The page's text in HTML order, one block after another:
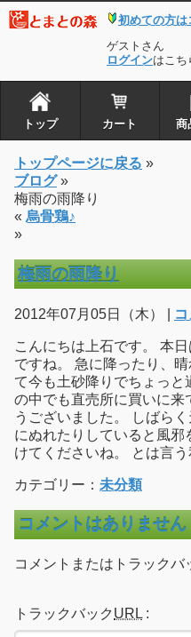
初めての方は
ゲストさん
ログインはこち
トップ カート 商
トップページに戻る »
ブログ»
梅雨の雨降り
« 烏骨鶏♪
»
梅雨の雨降り
2012年07月05日（木） |
こんにちは上石です。 本
ですね。 急に降ったり、
て今も土砂降りでちょっ
の中でも直売所に買いに
うございました。 しばら
にぬれたりしていると風
けてくださいね。 とは言
カテゴリー： 未分類
コメントはありません
コメントまたはトラックバ
トラックバック URL :